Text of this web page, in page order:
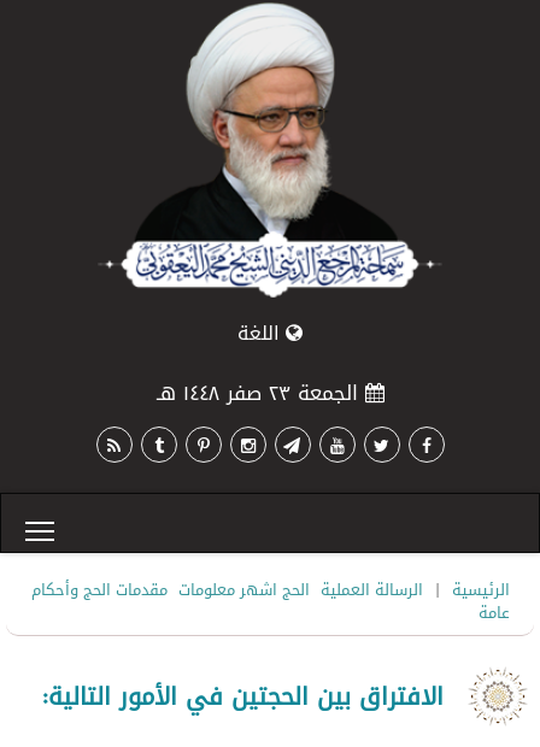
اللغة
الجمعة ٢٣ صفر ١٤٤٨ هـ
الرئيسية | الرسالة العملية الحج اشهر معلومات مقدمات الحج وأحكام
عامة
الافتراق بين الحجتين في الأمور التالية: